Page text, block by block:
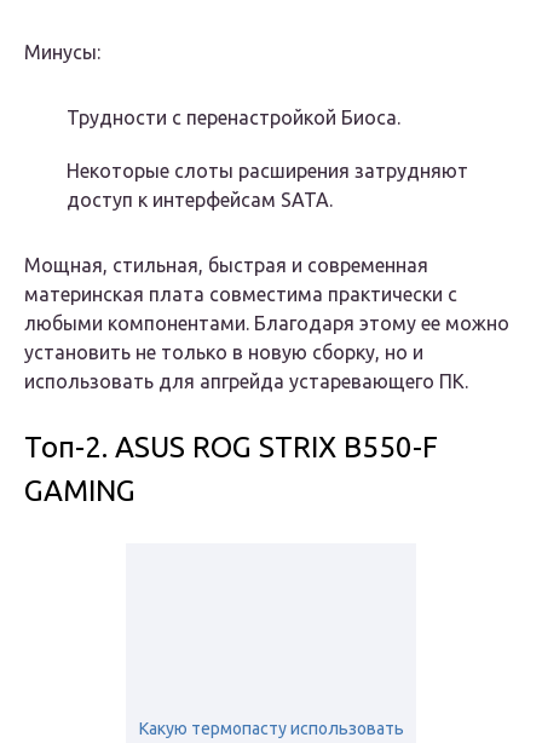
Минусы:
Трудности с перенастройкой Биоса.
Некоторые слоты расширения затрудняют
доступ к интерфейсам SATA.
Мощная, стильная, быстрая и современная
материнская плата совместима практически с
любыми компонентами. Благодаря этому ее можно
установить не только в новую сборку, но и
использовать для апгрейда устаревающего ПК.
Топ-2. ASUS ROG STRIX B550-F
GAMING
Какую термопасту использовать